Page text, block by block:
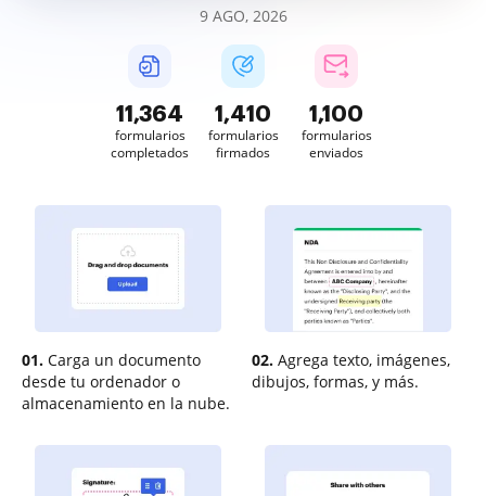
9 AGO, 2026
11,365
formularios
completados
1,410
formularios
firmados
1,100
formularios
enviados
01. Carga un documento
desde tu ordenador o
almacenamiento en la nube.
02. Agrega texto, imágenes,
dibujos, formas, y más.